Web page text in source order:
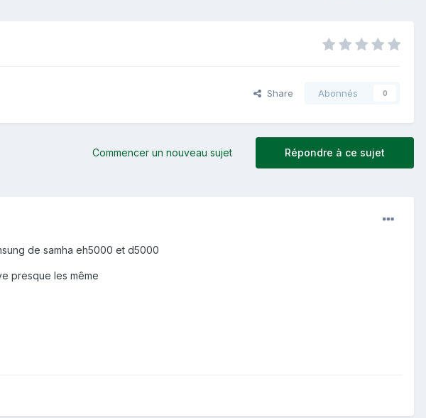
Share Abonnés 0
Répondre à ce sujet
Commencer un nouveau sujet
de samha eh5000 et d5000
presque les même